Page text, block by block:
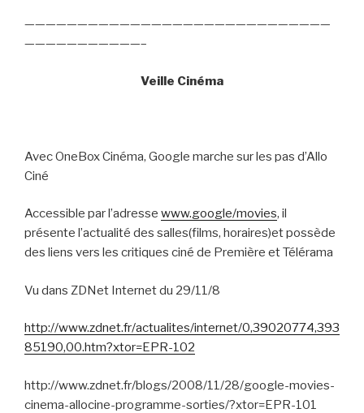
—————————————————————————————
———————————–
Veille Cinéma
Avec OneBox Cinéma, Google marche sur les pas d’Allo
Ciné
Accessible par l’adresse www.google/movies, il
présente l’actualité des salles(films, horaires)et possède
des liens vers les critiques ciné de Première et Télérama
Vu dans ZDNet Internet du 29/11/8
http://www.zdnet.fr/actualites/internet/0,39020774,393
85190,00.htm?xtor=EPR-102
http://www.zdnet.fr/blogs/2008/11/28/google-movies-
cinema-allocine-programme-sorties/?xtor=EPR-101